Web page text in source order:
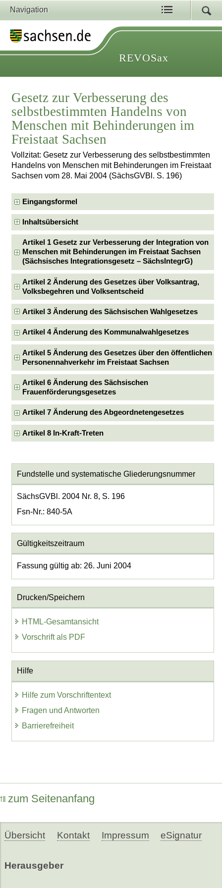
Navigation
REVOSax
Gesetz zur Verbesserung des
selbstbestimmten Handelns von
Menschen mit Behinderungen im
Freistaat Sachsen
Vollzitat: Gesetz zur Verbesserung des selbstbestimmten
Handelns von Menschen mit Behinderungen im Freistaat
Sachsen vom 28. Mai 2004 (SächsGVBl. S. 196)
Eingangsformel
Inhaltsübersicht
Artikel 1 Gesetz zur Verbesserung der Integration von
Menschen mit Behinderungen im Freistaat Sachsen
(Sächsisches Integrationsgesetz – SächsIntegrG)
Artikel 2 Änderung des Gesetzes über Volksantrag,
Volksbegehren und Volksentscheid
Artikel 3 Änderung des Sächsischen Wahlgesetzes
Artikel 4 Änderung des Kommunalwahlgesetzes
Artikel 5 Änderung des Gesetzes über den öffentlichen
Personennahverkehr im Freistaat Sachsen
Artikel 6 Änderung des Sächsischen
Frauenförderungsgesetzes
Artikel 7 Änderung des Abgeordnetengesetzes
Artikel 8 In-Kraft-Treten
Fundstelle und systematische Gliederungsnummer
SächsGVBl. 2004 Nr. 8, S. 196
Fsn-Nr.: 840-5A
Gültigkeitszeitraum
Fassung gültig ab: 26. Juni 2004
Drucken/Speichern
HTML-Gesamtansicht
Vorschrift als PDF
Hilfe
Hilfe zum Vorschriftentext
Fragen und Antworten
Barrierefreiheit
zum Seitenanfang
Übersicht Kontakt Impressum eSignatur
Herausgeber